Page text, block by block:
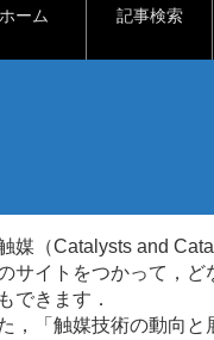
ホーム 記事検索
触媒（Catalysts and
サイトをつかって，
できます．
，「触媒技術の動向